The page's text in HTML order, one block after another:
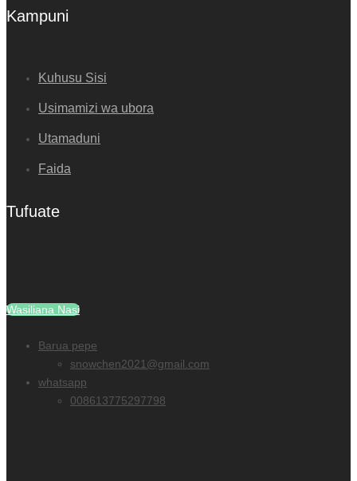
Kampuni
Kuhusu Sisi
Usimamizi wa ubora
Utamaduni
Faida
Tufuate
Wasiliana Nasi
Barua pepe
snowchen2021@gmail.com
whatsapp
008613775297798